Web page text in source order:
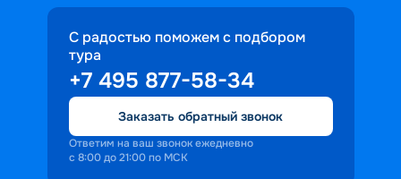
ценах на речные туры из Саратова
собрана на нашем сайте. Покупайте
путевки онлайн и проверьте сами,
насколько захватывающими могут
быть круизы из Саратова в 2026 году.
С радостью поможем с подбором
тура
+7 495 877-58-34
Заказать обратный звонок
Ответим на ваш звонок ежедневно
с 8:00 до 21:00 по МСК